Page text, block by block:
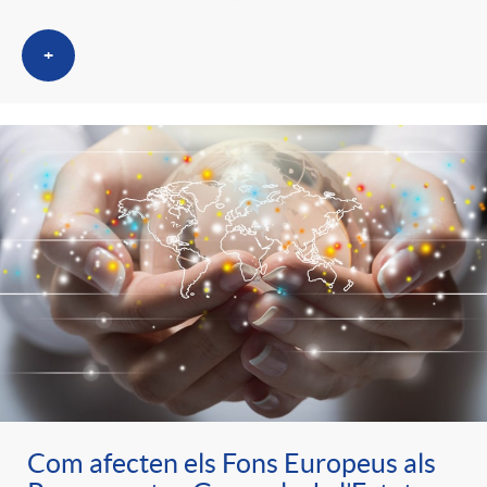
t
o
C
a
t
e
n
g
u
t
s
+
Com afecten els Fons Europeus als